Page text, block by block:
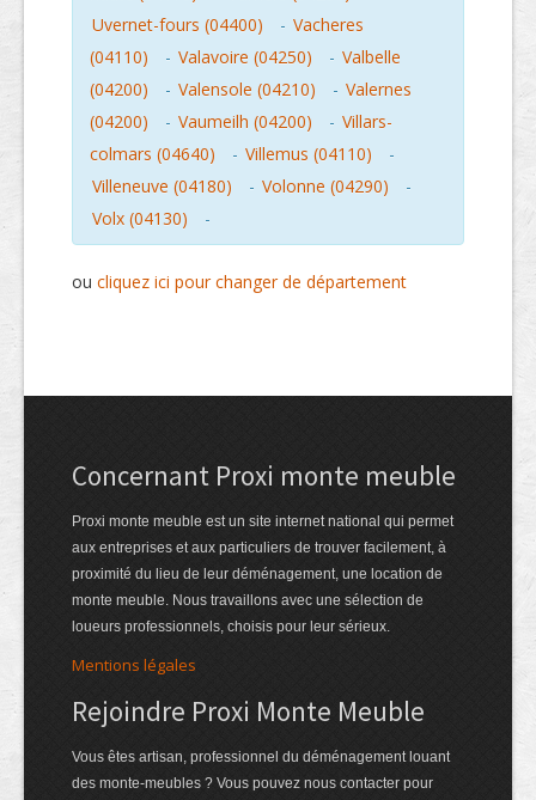
Uvernet-fours (04400)
- Vacheres
(04110)
- Valavoire (04250) - Valbelle
(04200)
- Valensole (04210) - Valernes
(04200)
- Vaumeilh (04200) - Villars-
colmars (04640)
- Villemus (04110)
-
Villeneuve (04180)
- Volonne (04290)
-
Volx (04130)
-
ou cliquez ici pour changer de département
Concernant Proxi monte meuble
Proxi monte meuble est un site internet national qui permet
aux entreprises et aux particuliers de trouver facilement, à
proximité du lieu de leur déménagement, une location de
monte meuble. Nous travaillons avec une sélection de
loueurs professionnels, choisis pour leur sérieux.
Mentions légales
Rejoindre Proxi Monte Meuble
Vous êtes artisan, professionnel du déménagement louant
des monte-meubles ? Vous pouvez nous contacter pour